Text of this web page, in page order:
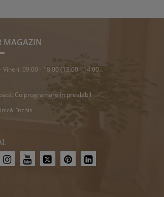
MAGAZIN
Vineri: 09:00 - 18:00 (13:00 - 14:00
Cu programare în prealabil
închis